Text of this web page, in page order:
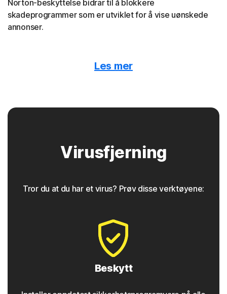
Norton-beskyttelse bidrar til å blokkere
skadeprogrammer som er utviklet for å vise uønskede
annonser.
Norton-beskyttelse hjelper til med å blokkere trojanske
hester som ser ut til å være noe de ikke er, og ofte
Norton-beskyttelse inneholder verktøy som sporer
nettfiskingsangrep, det vil si tilsynelatende sikre
koblinger som tar brukerne til ondsinnede nettsteder
som samler inn personopplysninger og
påloggingsinformasjon. Du finner disse koblingene på
Les mer
Virusfjerning
Tror du at du har et virus? Prøv disse verktøyene:
Beskytt